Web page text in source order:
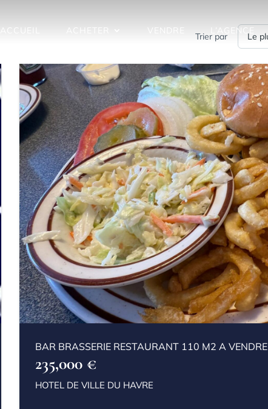
ACCUEIL ACHETER VENDRE L’AGENCE
Trier par
BAR BRASSERIE RESTAURANT 110 M2 A VENDRE
235,000 €
HOTEL DE VILLE DU HAVRE